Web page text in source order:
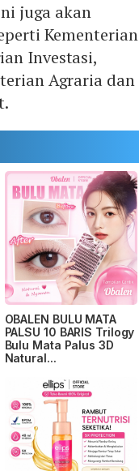
juga akan
Kementerian
Investasi,
Agraria dan
OBALEN BULU MATA
PALSU 10 BARIS Trilogy
Bulu Mata Palus 3D
Natural...